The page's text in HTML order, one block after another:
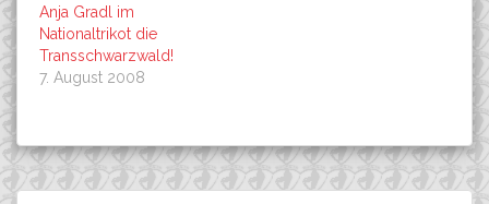
Anja Gradl im
Nationaltrikot die
Transschwarzwald!
7. August 2008